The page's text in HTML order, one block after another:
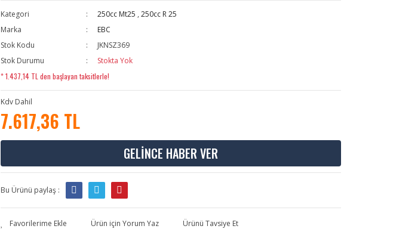
Kategori 250cc Mt25 , 250cc R 25
Marka
EBC
Stok Kodu
JKNSZ369
Stok Durumu
Stokta Yok
* 1.437,14 TL den başlayan taksitlerle!
Kdv Dahil
7.617,36 TL
GELİNCE HABER VER
Bu Ürünü paylaş :
Ürün için Yorum Yaz Ürünü Tavsiye Et